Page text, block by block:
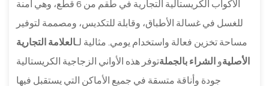
الأكواب الكريستالية التجارية في طقم من 6 قطع، وهي آمنة
للغسل في غسالة الأطباق، وقابلة للتكديس، ومصممة لتوفير
مساحة تخزين فعالة واستخدام يومي. مثالية لـالعلامة التجارية
الأصليةو الشراء بالجملةتوفر هذه الأواني الزجاجية الكريستالية
جودة وأناقة متسقة في جميع الأماكن التي يستقبل فيها